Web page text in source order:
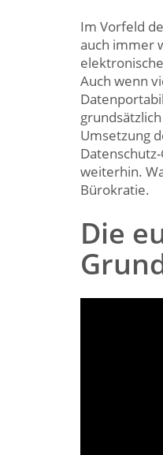
Im Vorfeld
auch immer
Auch wenn
Umsetzung
weiterhin.
Bürokratie.
Die